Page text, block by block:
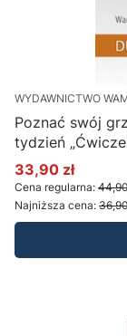
WYDAWNICTWO
Poznać swój
tydzień
pod redakcją
Cena promocyjna
33,90 zł
Cena regularna:
Najniższa cena: